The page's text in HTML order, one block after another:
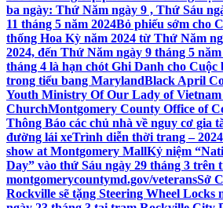
ba ngày: Thứ Năm ngày 9 , Thứ Sáu
11 tháng 5 năm 2024Bỏ phiếu sớm cho
thống Hoa Kỳ năm 2024 từ Thứ Năm
2024, đến Thứ Năm ngày 9 tháng 5 năm
tháng 4 là hạn chót Ghi Danh cho Cuộc
trong tiểu bang MarylandBlack April
Youth Ministry Of Our Lady of
ChurchMontgomery County Office of
Thông Báo các chủ nhà về nguy cơ gia
đường lái xeTrình diễn thời trang – 2024
show at Montgomery MallKỷ niệm
Day” vào thứ Sáu ngày 29 tháng 3 trên
montgomerycountymd.gov/veteransSở
Rockville sẽ tặng Steering Wheel Locks